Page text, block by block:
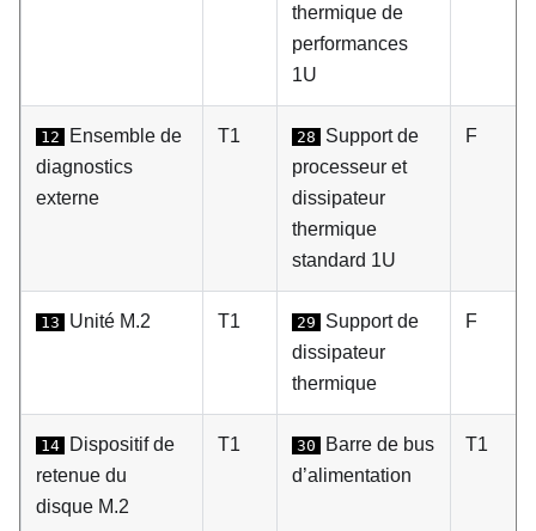
thermique de
performances
1U
12
Ensemble de
diagnostics
externe
T1 28
Support de
processeur et
dissipateur
thermique
standard 1U
F
13 Unité M.2 T1 29
Support de
dissipateur
thermique
F
14
Dispositif de
retenue du
disque M.2
T1 30
Barre de bus
d’alimentation
T1